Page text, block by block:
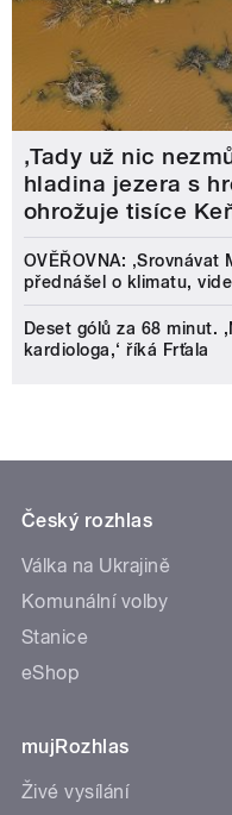
‚Tady už nic
hladina jezera s
ohrožuje tisíce
OVĚŘOVNA:
přednášel o klimatu,
Deset gólů za 68 minut.
kardiologa,‘ říká Frťala
Český rozhlas
Válka na Ukrajině
Komunální volby
Stanice
eShop
mujRozhlas
Živé vysílání